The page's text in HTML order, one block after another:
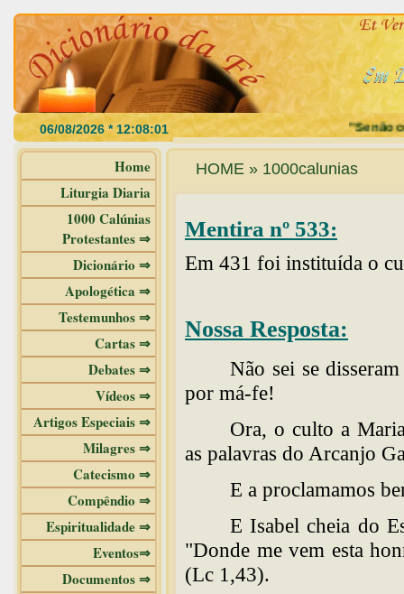
"Se não
Home
Liturgia Diaria
1000 Calúnias
Protestantes ⇒
Dicionário ⇒
Apologética ⇒
Testemunhos ⇒
Cartas ⇒
Debates ⇒
Vídeos ⇒
Artigos Especiais ⇒
Milagres ⇒
Catecismo ⇒
Compêndio ⇒
Espiritualidade ⇒
Eventos⇒
Documentos ⇒
HOME » 1000calunias
Mentira nº 533:
Em 431 foi instituída o
Nossa Resposta:
Não sei se
por má-fe!
Ora, o culto a
as palavras do Arcanjo
E a proclamamos
E Isabel cheia do
"Donde me vem esta
(Lc 1,43).